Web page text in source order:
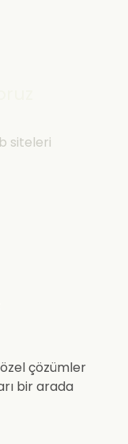
siteleri
çözümler
bir arada